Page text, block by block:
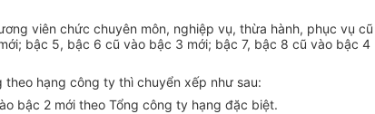
viên chức chuyên môn, nghiệp vụ, thừa hành, phục vụ
bậc 5, bậc 6 cũ vào bậc 3 mới; bậc 7, bậc 8 cũ vào bậc
hạng công ty thì chuyển xếp như sau:
bậc 2 mới theo Tổng công ty hạng đặc biệt.